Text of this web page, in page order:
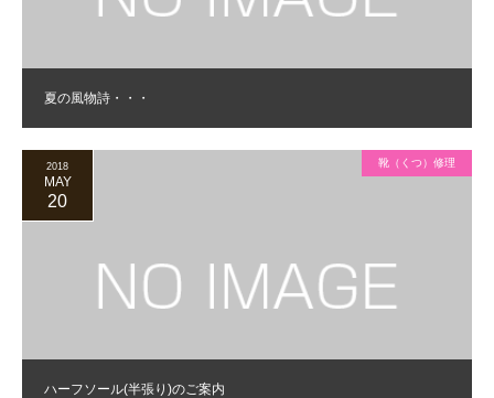
夏の風物詩・・・
ハーフソール(半張り)のご案内
2018
MAY
20
靴（くつ）修理